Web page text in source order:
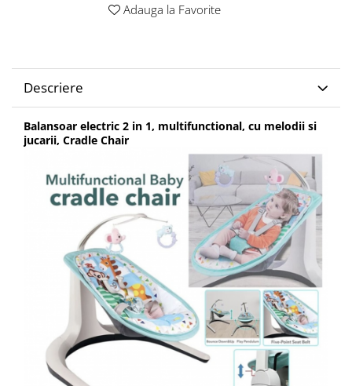
Adauga la Favorite
Descriere
Balansoar electric 2 in 1, multifunctional, cu melodii si
jucarii, Cradle Chair